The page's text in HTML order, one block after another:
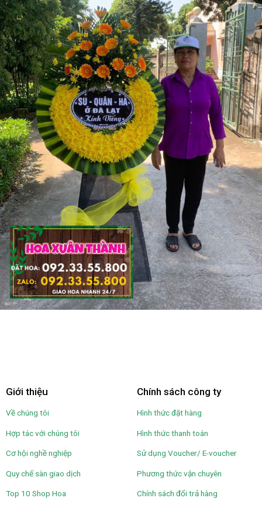
Giới thiệu
Về chúng tôi
Hợp tác với chúng tôi
Cơ hội nghề nghiệp
Quy chế sàn giao dịch
Top 10 Shop Hoa
Chính sách công ty
Hình thức đặt hàng
Hình thức thanh toán
Sử dụng Voucher/ E-voucher
Phương thức vận chuyên
Chính sách đổi trả hàng